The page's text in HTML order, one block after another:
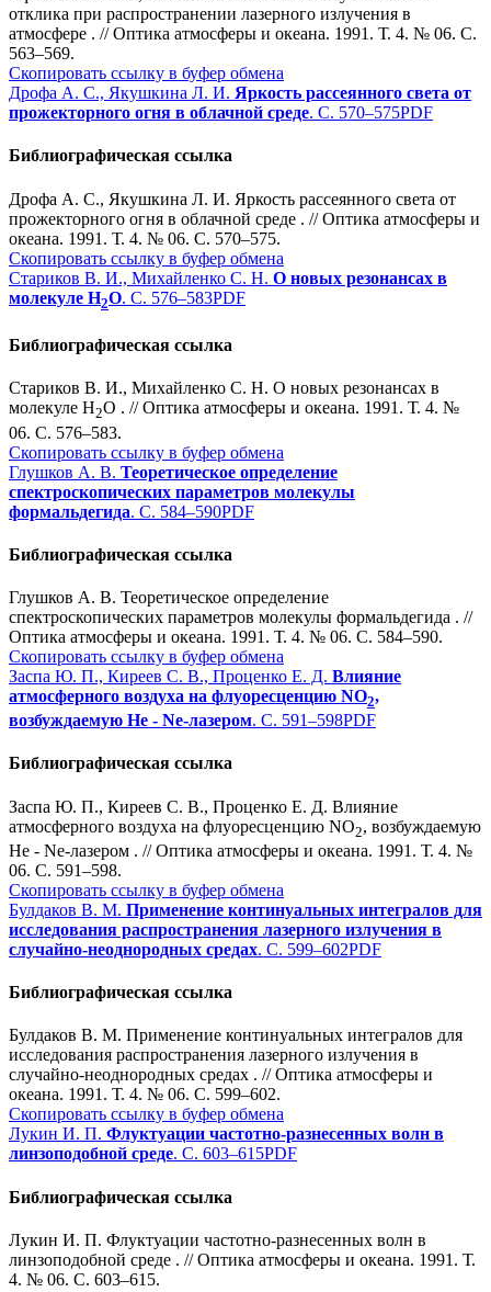
отклика при распространении лазерного излучения в
атмосфере . // Оптика атмосферы и океана. 1991. Т. 4. № 06. С.
563–569.
Скопировать ссылку в буфер обмена
Дрофа А. С., Якушкина Л. И. Яркость рассеянного света от
прожекторного огня в облачной среде. С. 570–575PDF
Библиографическая ссылка
Дрофа А. С., Якушкина Л. И. Яркость рассеянного света от
прожекторного огня в облачной среде . // Оптика атмосферы и
океана. 1991. Т. 4. № 06. С. 570–575.
Скопировать ссылку в буфер обмена
Стариков В. И., Михайленко С. Н. О новых резонансах в
молекуле Н2О. С. 576–583PDF
Библиографическая ссылка
Стариков В. И., Михайленко С. Н. О новых резонансах в
молекуле Н2О . // Оптика атмосферы и океана. 1991. Т. 4. №
06. С. 576–583.
Скопировать ссылку в буфер обмена
Глушков А. В. Теоретическое определение
спектроскопических параметров молекулы
формальдегида. С. 584–590PDF
Библиографическая ссылка
Глушков А. В. Теоретическое определение
спектроскопических параметров молекулы формальдегида . //
Оптика атмосферы и океана. 1991. Т. 4. № 06. С. 584–590.
Скопировать ссылку в буфер обмена
Заспа Ю. П., Киреев С. В., Проценко Е. Д. Влияние
атмосферного воздуха на флуоресценцию NO2,
возбуждаемую Не - Ne-лазером. С. 591–598PDF
Библиографическая ссылка
Заспа Ю. П., Киреев С. В., Проценко Е. Д. Влияние
атмосферного воздуха на флуоресценцию NO2, возбуждаемую
Не - Ne-лазером . // Оптика атмосферы и океана. 1991. Т. 4. №
06. С. 591–598.
Скопировать ссылку в буфер обмена
Булдаков В. М. Применение континуальных интегралов для
исследования распространения лазерного излучения в
случайно-неоднородных средах. С. 599–602PDF
Библиографическая ссылка
Булдаков В. М. Применение континуальных интегралов для
исследования распространения лазерного излучения в
случайно-неоднородных средах . // Оптика атмосферы и
океана. 1991. Т. 4. № 06. С. 599–602.
Скопировать ссылку в буфер обмена
Лукин И. П. Флуктуации частотно-разнесенных волн в
линзоподобной среде. С. 603–615PDF
Библиографическая ссылка
Лукин И. П. Флуктуации частотно-разнесенных волн в
линзоподобной среде . // Оптика атмосферы и океана. 1991. Т.
4. № 06. С. 603–615.